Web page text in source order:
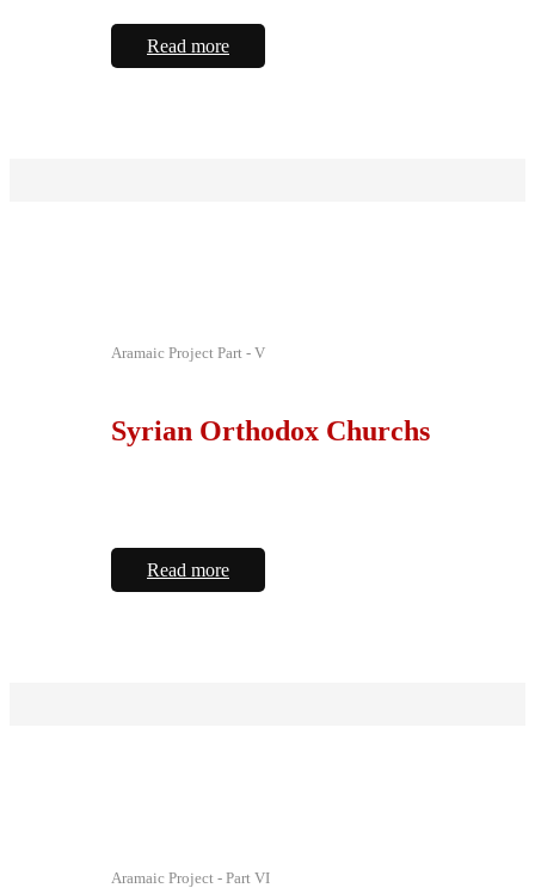
Read more
Aramaic Project Part - V
Syrian Orthodox Churchs
Read more
Aramaic Project - Part VI